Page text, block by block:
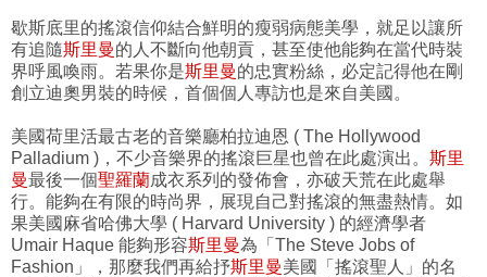
歇斯底里的搖滾信仰結合鮮明的瘦弱病態美學，就足以讓所
有追隨斯里曼的人不斷向他朝貢，甚至使他能夠在當代時裝
界呼風喚雨。若果你是斯里曼的忠實粉絲，必定記得他在剛
創立迪奧男裝的時候，首個個人專訪也是來自美國。
美國荷里活最古老的音樂廳柏拉迪恩 ( The Hollywood
Palladium )，不少音樂界的搖滾巨星也曾在此處演出。 斯里
曼最後一個聖羅蘭成衣系列的發佈會，亦破天荒在此處舉
行。能夠在有限的時尚界，展現自己對搖滾的無盡熱情。如
果美國麻省哈佛大學 ( Harvard University ) 的經濟學者
Umair Haque 能夠形容斯里曼為「The Steve Jobs of
Fashion」，那麼我們再給抒斯里曼美國「搖滾聖人」的名